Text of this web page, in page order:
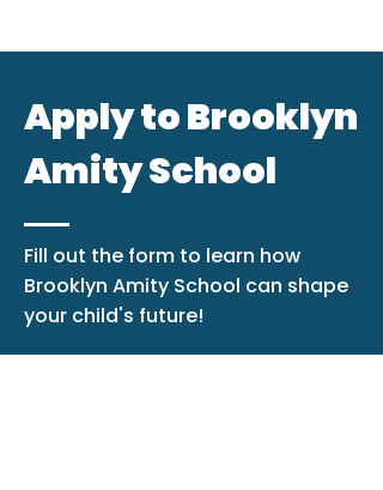
Apply to Brooklyn
Amity School
Fill out the form to learn how
Brooklyn Amity School can shape
your child's future!